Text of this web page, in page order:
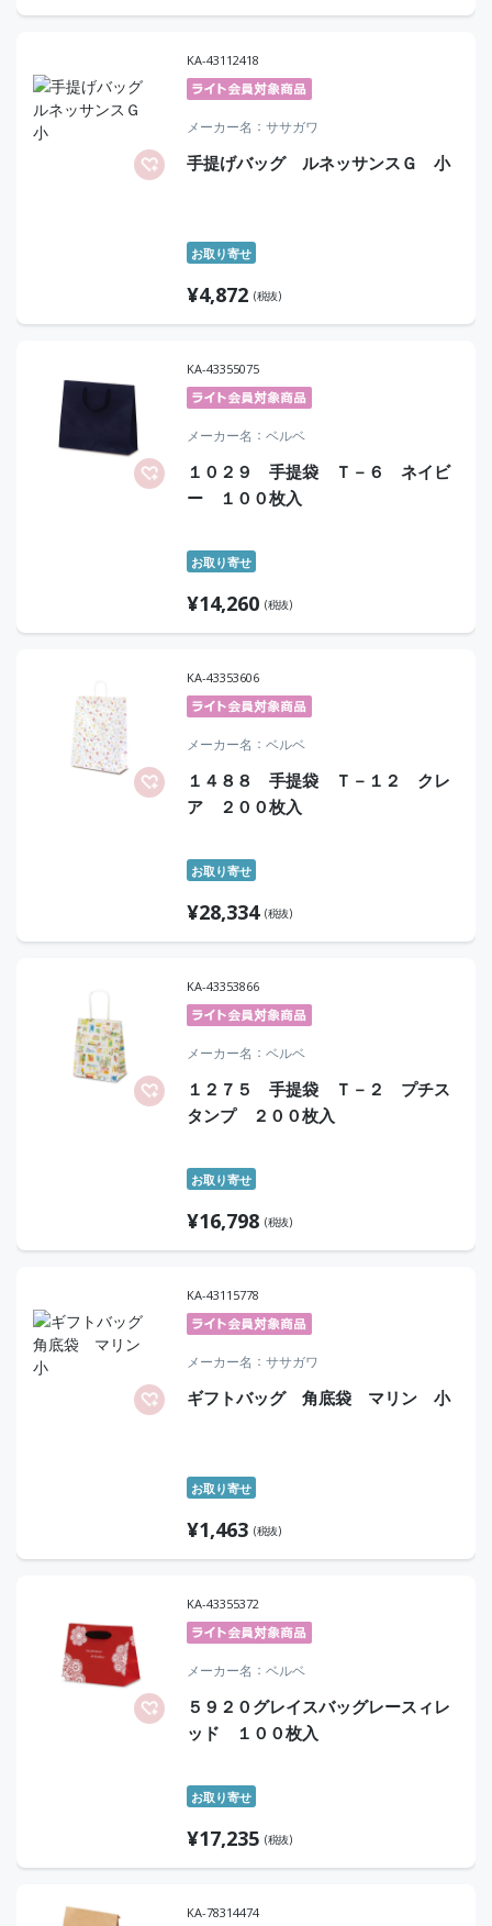
KA-43112418
メーカー名 ササガワ
手提げバッグ ルネッサンスＧ 小
お取り寄せ
¥4,872 (税抜)
KA-43355075
メーカー名 ベルベ
１０２９ 手提袋 Ｔ－６ ネイビ
ー １００枚入
お取り寄せ
¥14,260 (税抜)
KA-43353606
メーカー名 ベルベ
１４８８ 手提袋 Ｔ－１２ クレ
ア ２００枚入
お取り寄せ
¥28,334 (税抜)
KA-43353866
メーカー名 ベルベ
１２７５ 手提袋 Ｔ－２ プチス
タンプ ２００枚入
お取り寄せ
¥16,798 (税抜)
KA-43115778
メーカー名 ササガワ
ギフトバッグ 角底袋 マリン 小
お取り寄せ
¥1,463 (税抜)
KA-43355372
メーカー名 ベルベ
５９２０グレイスバッグレースィレ
ッド １００枚入
お取り寄せ
¥17,235 (税抜)
KA-78314474